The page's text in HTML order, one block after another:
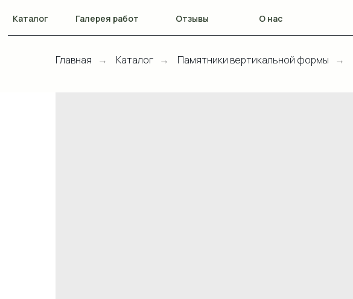
О нас
Отзывы
Галерея работ
Каталог
Главная → Каталог → Памятники вертикальной формы →